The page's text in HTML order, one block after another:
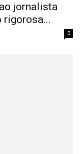
jornalista
rigorosa...
0